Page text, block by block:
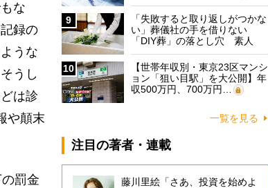
な
録の
うな
うし
は診
や顛末
罰金
9
「失敗すると取り返しがつかな
い」葬儀社の手を借りない
「DIY葬」の落とし穴 素人
に…
10
【世帯年収別・東京23区マンシ
ョン「狙い目駅」を大公開】年
収500万円、700万円…
一覧を見る
注目の著者・連載
藤川里絵「さあ、投資を始めよ